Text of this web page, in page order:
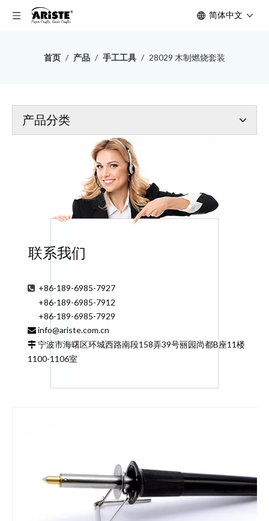
简体中文
首页 / 产品 / 手工工具 / 28029 木制燃烧套装
产品分类
联系我们
 +86-189-6985-7927
+86-189-6985-7912
+86-189-6985-7929
 info@ariste.com.cn
 宁波市海曙区环城西路南段158弄39号丽园尚都B座11楼
1100-1106室